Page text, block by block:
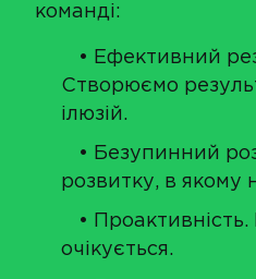
команді:
• Ефективний
Створюємо
ілюзій.
• Безупинний
розвитку, в якому
•
очікується.